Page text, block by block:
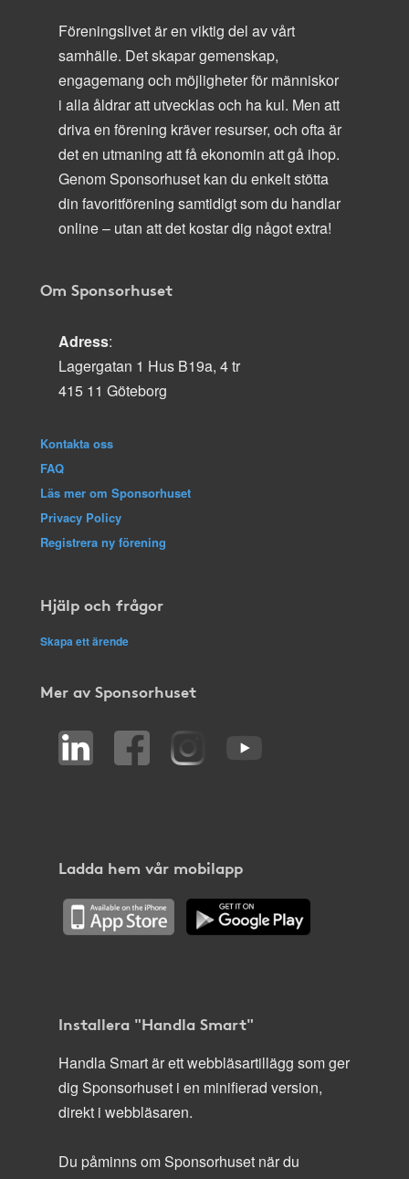
Föreningslivet är en viktig del av vårt
samhälle. Det skapar gemenskap,
engagemang och möjligheter för människor
i alla åldrar att utvecklas och ha kul. Men att
driva en förening kräver resurser, och ofta är
det en utmaning att få ekonomin att gå ihop.
Genom Sponsorhuset kan du enkelt stötta
din favoritförening samtidigt som du handlar
online – utan att det kostar dig något extra!
Om Sponsorhuset
Adress:
Lagergatan 1 Hus B19a, 4 tr
415 11 Göteborg
Kontakta oss
FAQ
Läs mer om Sponsorhuset
Privacy Policy
Registrera ny förening
Hjälp och frågor
Skapa ett ärende
Mer av Sponsorhuset
Ladda hem vår mobilapp
Installera "Handla Smart"
Handla Smart är ett webbläsartillägg som ger
dig Sponsorhuset i en minifierad version,
direkt i webbläsaren.
Du påminns om Sponsorhuset när du